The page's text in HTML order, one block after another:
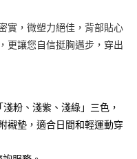
的支付方式。 讓您購物簡單
值。
將跳轉至「AFTEE先享後付」
完成結帳。
費
費
實，微塑力絕佳，背部貼心
更讓您自信挺胸邁步，穿出
粉、淺紫、淺綠」三色，
襯墊，適合日間和輕運動穿